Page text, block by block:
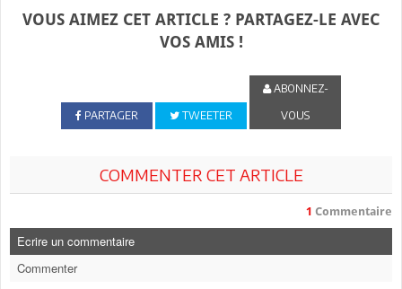
VOUS AIMEZ CET ARTICLE ? PARTAGEZ-LE AVEC
VOS AMIS !
PARTAGER TWEETER
ABONNEZ-
VOUS
COMMENTER CET ARTICLE
1 Commentaire
Ecrire un commentaire
Commenter